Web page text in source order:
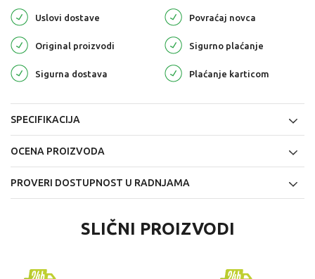
Uslovi dostave Povraćaj novca
Original proizvodi Sigurno plaćanje
Sigurna dostava Plaćanje karticom
SPECIFIKACIJA
OCENA PROIZVODA
PROVERI DOSTUPNOST U RADNJAMA
SLIČNI PROIZVODI